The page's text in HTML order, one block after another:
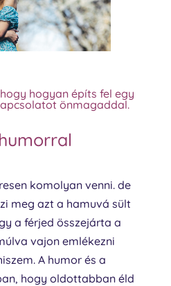
hogyan építs fel egy
önmagaddal.
komolyan venni. de
meg azt a hamuvá sült
a férjed összejárta a
vajon emlékezni
A humor és a
hogy oldottabban éld